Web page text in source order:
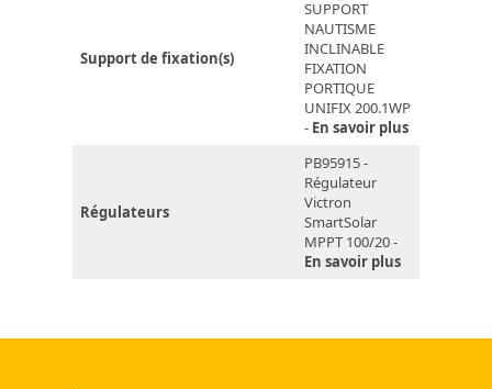
Support de fixation(s)
SUPPORT
NAUTISME
INCLINABLE
FIXATION
PORTIQUE
UNIFIX 200.1WP
- En savoir plus
Régulateurs
PB95915 -
Régulateur
Victron
SmartSolar
MPPT 100/20 -
En savoir plus